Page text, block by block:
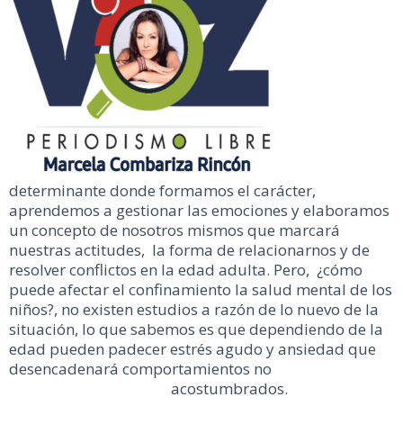
determinante donde formamos el carácter,
aprendemos a gestionar las emociones y elaboramos
un concepto de nosotros mismos que marcará
nuestras actitudes, la forma de relacionarnos y de
resolver conflictos en la edad adulta. Pero, ¿cómo
puede afectar el confinamiento la salud mental de los
niños?, no existen estudios a razón de lo nuevo de la
situación, lo que sabemos es que dependiendo de la
edad pueden padecer estrés agudo y ansiedad que
desencadenará comportamientos no
acostumbrados.